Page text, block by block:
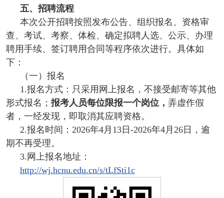
五、招聘流程
本次公开招聘按照发布公告、组织报名、资格审
查、考试、考察、体检、确定拟聘人选、公示、办理
聘用手续、签订聘用合同等程序依次进行。具体如
下：
（一）报名
1.报名方式：只采用网上报名，不接受邮寄等其他
形式报名； 报考人员每位限报一个岗位， 弄虚作假
者，一经发现，即取消其应聘资格。
2.报名时间：2026年4月13日-2026年4月26日，逾
期不再受理。
3.网上报名地址：
http://wj.hcnu.edu.cn/s/tLfSti1c